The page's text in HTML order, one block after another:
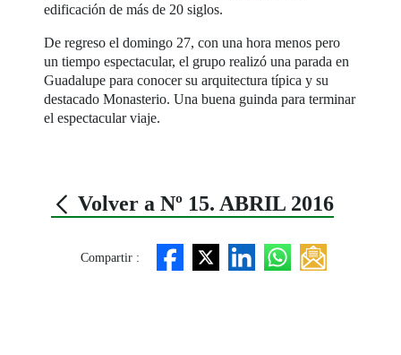
edificación de más de 20 siglos.
De regreso el domingo 27, con una hora menos pero
un tiempo espectacular, el grupo realizó una parada en
Guadalupe para conocer su arquitectura típica y su
destacado Monasterio. Una buena guinda para terminar
el espectacular viaje.
Volver a Nº 15. ABRIL 2016
Compartir :